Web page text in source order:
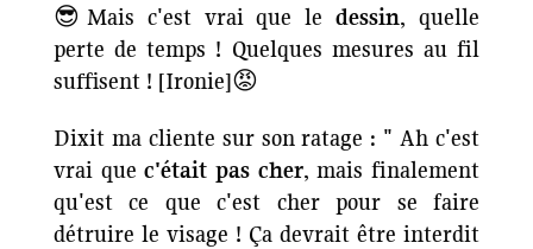
😎Mais c'est vrai que ledessin, quelle
perte de temps ! Quelques mesures au fil
suffisent ! [Ironie]😡
Dixit ma cliente sur son ratage : " Ah c'est
vrai quec'était pas cher, mais finalement
qu'est ce que c'est cher pour se faire
détruire le visage ! Ça devrait être interdit